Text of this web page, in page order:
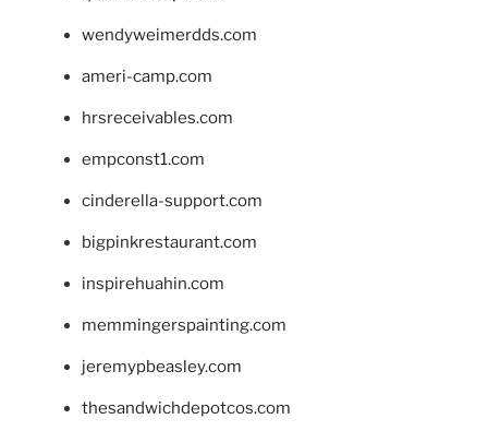
wendyweimerdds.com
ameri-camp.com
hrsreceivables.com
empconst1.com
cinderella-support.com
bigpinkrestaurant.com
inspirehuahin.com
memmingerspainting.com
jeremypbeasley.com
thesandwichdepotcos.com